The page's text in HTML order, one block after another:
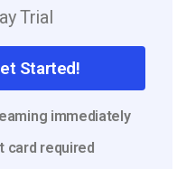
Trial
Started!
immediately
card required